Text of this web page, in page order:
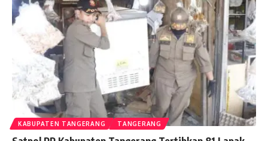
KABUPATEN TANGERANG TANGERANG